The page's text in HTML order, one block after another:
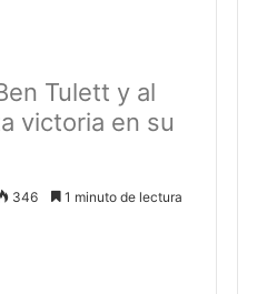
Tulett y al
victoria en su
346 1 minuto de lectura